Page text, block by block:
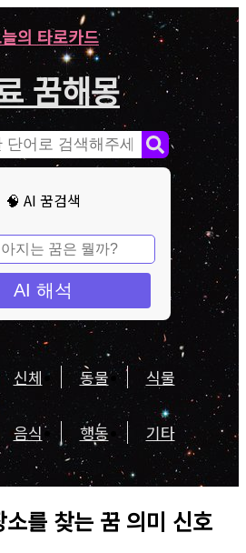
의 타로카드
꿈해몽
🧠 AI 꿈검색
AI 해석
신체 동물 식물
음식 행동 기타
를 찾는 꿈 의미 신호